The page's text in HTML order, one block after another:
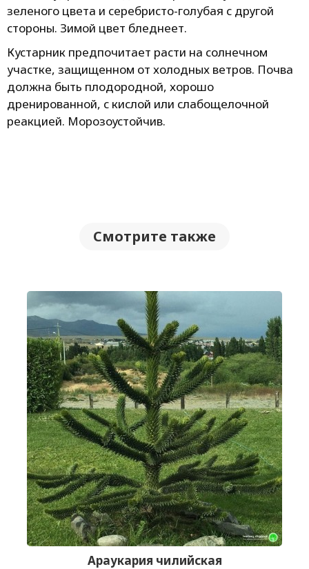
зеленого цвета и серебристо-голубая с другой
стороны. Зимой цвет бледнеет.
Кустарник предпочитает расти на солнечном
участке, защищенном от холодных ветров. Почва
должна быть плодородной, хорошо
дренированной, с кислой или слабощелочной
реакцией. Морозоустойчив.
Смотрите также
Араукария чилийская